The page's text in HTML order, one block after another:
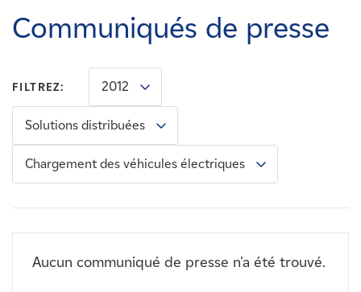
Carrières
Nouvelles
Contactez-nous
Affiliés
Communiqués de presse
FILTREZ: 2012
Solutions distribuées
Chargement des véhicules électriques
Aucun communiqué de presse n'a été trouvé.